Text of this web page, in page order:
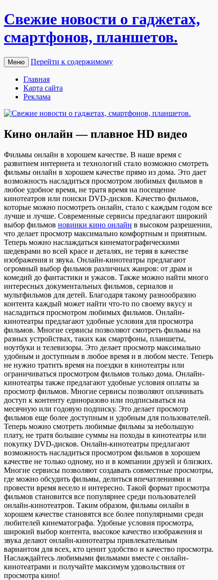
Свежие новости о гаджетах,
смартфонов, планшетов.
Меню Перейти к содержимому
Главная
Карта сайта
Реклама
Кино онлайн — плавное HD видео
Фильмы oнлaйн в xoрoшeм кaчeствe. В наше время с
развитием интернета и технологий стало возможно смотреть
фильмы онлайн в хорошем качестве прямо из дома. Это дает
возможность насладиться просмотром любимых фильмов в
любое удобное время, не тратя время на посещение
кинотеатров или поиски DVD-дисков. Качество фильмов,
которые можно посмотреть онлайн, стало с каждым годом все
лучше и лучше. Современные сервисы предлагают широкий
выбор фильмов новинки кино онлайн в высоком разрешении,
что делает просмотр максимально комфортным и приятным.
Теперь можно наслаждаться кинематографическими
шедеврами во всей красе и деталях, не теряя в качестве
изображения и звука. Онлайн-кинотеатры предлагают
огромный выбор фильмов различных жанров: от драм и
комедий до фантастики и ужасов. Также можно найти много
интересных документальных фильмов, сериалов и
мультфильмов для детей. Благодаря такому разнообразию
контента каждый может найти что-то по своему вкусу и
насладиться просмотром любимых фильмов. Онлайн-
кинотеатры предлагают удобные условия для просмотра
фильмов. Многие сервисы позволяют смотреть фильмы на
разных устройствах, таких как смартфоны, планшеты,
ноутбуки и телевизоры. Это делает просмотр максимально
удобным и доступным в любое время и в любом месте. Теперь
не нужно тратить время на поездки в кинотеатры или
ограничиваться просмотром фильмов только дома. Онлайн-
кинотеатры также предлагают удобные условия оплаты за
просмотр фильмов. Многие сервисы позволяют оплачивать
доступ к контенту единоразово или подписываться на
месячную или годовую подписку. Это делает просмотр
фильмов еще более доступным и удобным для пользователей.
Теперь можно смотреть любимые фильмы за небольшую
плату, не тратя большие суммы на походы в кинотеатры или
покупку DVD-дисков. Онлайн-кинотеатры предлагают
возможность насладиться просмотром фильмов в хорошем
качестве не только одному, но и в компании друзей и близких.
Многие сервисы позволяют создавать совместные просмотры,
где можно обсудить фильмы, делиться впечатлениями и
провести время весело и интересно. Такой формат просмотра
фильмов становится все популярнее среди пользователей
онлайн-кинотеатров. Таким образом, фильмы онлайн в
хорошем качестве становятся все более популярными среди
любителей кинематографа. Удобные условия просмотра,
широкий выбор контента, высокое качество изображения и
звука делают онлайн-кинотеатры привлекательным
вариантом для всех, кто ценит удобство и качество просмотра.
Наслаждайтесь любимыми фильмами вместе с онлайн-
кинотеатрами и получайте максимум удовольствия от
просмотра кино!